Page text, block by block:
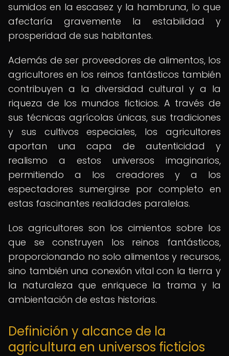
sumidos en la escasez y la hambruna, lo que
afectaría gravemente la estabilidad y
prosperidad de sus habitantes.
Además de ser proveedores de alimentos, los
agricultores en los reinos fantásticos también
contribuyen a la diversidad cultural y a la
riqueza de los mundos ficticios. A través de
sus técnicas agrícolas únicas, sus tradiciones
y sus cultivos especiales, los agricultores
aportan una capa de autenticidad y
realismo a estos universos imaginarios,
permitiendo a los creadores y a los
espectadores sumergirse por completo en
estas fascinantes realidades paralelas.
Los agricultores son los cimientos sobre los
que se construyen los reinos fantásticos,
proporcionando no solo alimentos y recursos,
sino también una conexión vital con la tierra y
la naturaleza que enriquece la trama y la
ambientación de estas historias.
Definición y alcance de la
agricultura en universos ficticios